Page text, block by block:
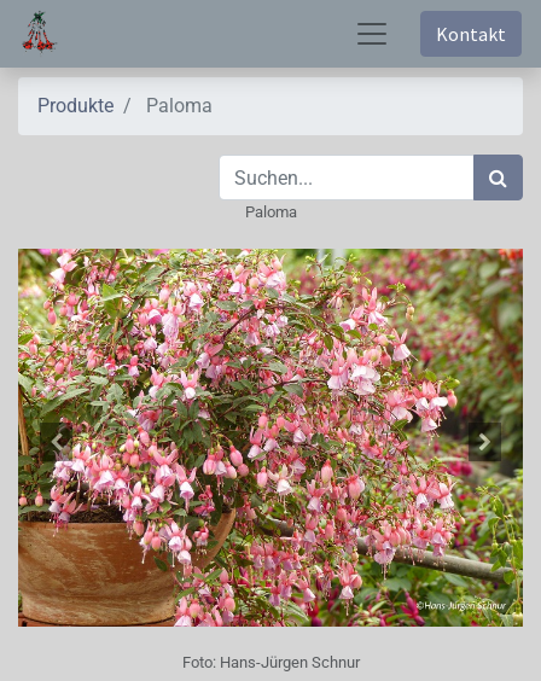
Kontakt
Produkte Paloma
Paloma
Foto: Hans-Jürgen Schnur